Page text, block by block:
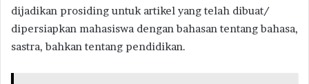
dijadikan prosiding untuk artikel yang telah dibuat/
dipersiapkan mahasiswa dengan bahasan tentang bahasa,
sastra, bahkan tentang pendidikan.